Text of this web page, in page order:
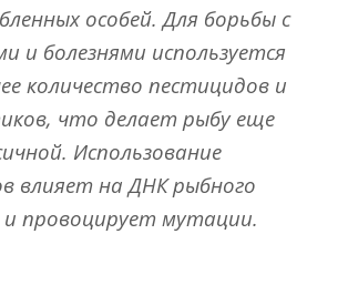
особей. Для борьбы с
и болезнями используется
количество пестицидов и
что делает рыбу еще
Использование
влияет на ДНК рыбного
и провоцирует мутации.